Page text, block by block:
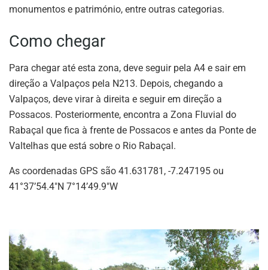
monumentos e património, entre outras categorias.
Como chegar
Para chegar até esta zona, deve seguir pela A4 e sair em
direção a Valpaços pela N213. Depois, chegando a
Valpaços, deve virar à direita e seguir em direção a
Possacos. Posteriormente, encontra a Zona Fluvial do
Rabaçal que fica à frente de Possacos e antes da Ponte de
Valtelhas que está sobre o Rio Rabaçal.
As coordenadas GPS são 41.631781, -7.247195 ou
41°37’54.4″N 7°14’49.9″W